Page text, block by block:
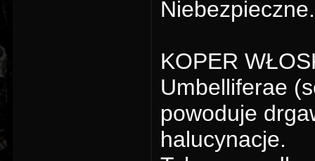
Niebezpieczne.
KOPER
Umbelliferae
powoduje
halucynacje.